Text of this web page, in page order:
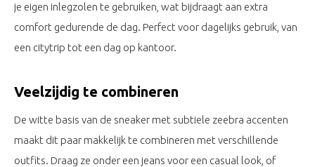
je eigen inlegzolen te gebruiken, wat bijdraagt aan extra
comfort gedurende de dag. Perfect voor dagelijks gebruik, van
een citytrip tot een dag op kantoor.
Veelzijdig te combineren
De witte basis van de sneaker met subtiele zeebra accenten
maakt dit paar makkelijk te combineren met verschillende
outfits. Draag ze onder een jeans voor een casual look, of